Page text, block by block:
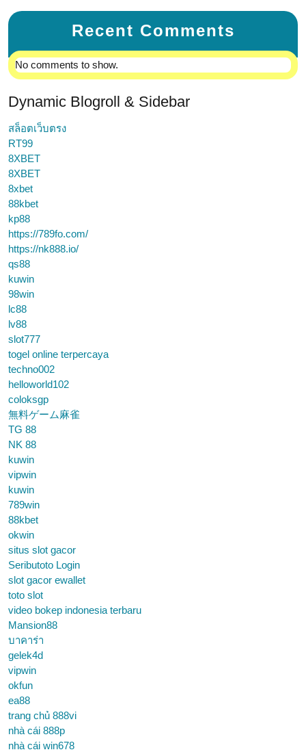
Recent Comments
No comments to show.
Dynamic Blogroll & Sidebar
สล็อตเว็บตรง
RT99
8XBET
8XBET
8xbet
88kbet
kp88
https://789fo.com/
https://nk888.io/
qs88
kuwin
98win
lc88
lv88
slot777
togel online terpercaya
techno002
helloworld102
coloksgp
無料ゲーム麻雀
TG 88
NK 88
kuwin
vipwin
kuwin
789win
88kbet
okwin
situs slot gacor
Seributoto Login
slot gacor ewallet
toto slot
video bokep indonesia terbaru
Mansion88
บาคาร่า
gelek4d
vipwin
okfun
ea88
trang chủ 888vi
nhà cái 888p
nhà cái win678